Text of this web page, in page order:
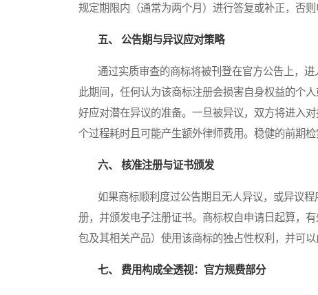
规定期限内（通常为两个月）进行答复或补正，否则
五、 公告期与异议应对策略
通过实质审查的商标将被刊登在官方公告上，进
此期间，任何认为该商标注册会损害自身权益的个
好应对潜在异议的准备。一旦被异议，双方将进入
个过程耗时且可能产生额外律师费用。稳健的前期
六、 核准注册与证书颁发
如果商标顺利度过公告期且无人异议，或异议程
册，并颁发电子注册证书。商标权自申请日起算，
包及其相关产品）使用该商标的独占性权利，并可以
七、 费用构成全透视：官方规费部分